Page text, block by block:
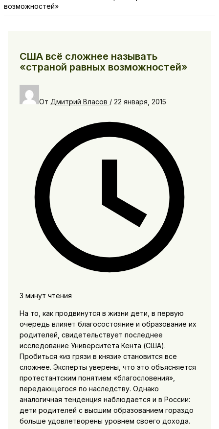
возможностей»
США всё сложнее называть
«страной равных возможностей»
От Дмитрий Власов / 22 января, 2015
3 минут чтения
На то, как продвинутся в жизни дети, в первую
очередь влияет благосостояние и образование их
родителей, свидетельствует последнее
исследование Университета Кента (США).
Пробиться «из грязи в князи» становится все
сложнее. Эксперты уверены, что это объясняется
протестантским понятием «благословения»,
передающегося по наследству. Однако
аналогичная тенденция наблюдается и в России:
дети родителей с высшим образованием гораздо
больше удовлетворены уровнем своего дохода.